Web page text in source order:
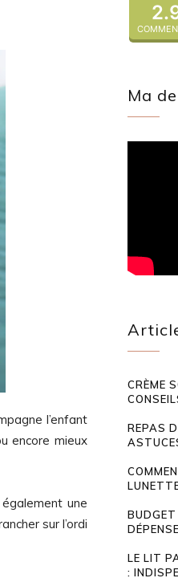
l’enfant
encore mieux
une
sur l’ordi
Ma
CRÈME
REPAS
BUDGET
LE LIT
: